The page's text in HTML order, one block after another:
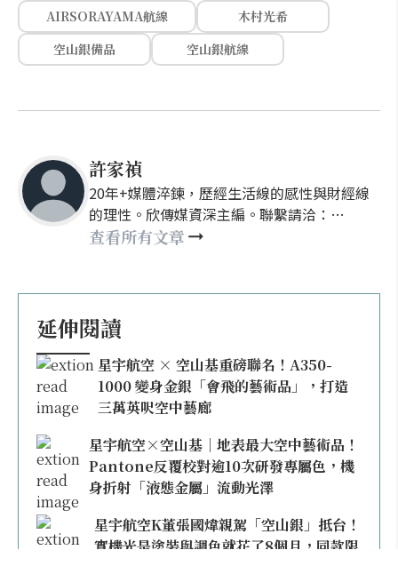
AIRSORAYAMA航線
木村光希
空山銀備品
空山銀航線
許家禎
20年+媒體淬鍊，歷經生活線的感性與財經線
的理性。欣傳媒資深主編。聯繫請洽：
nellyhsu@xinmedia.com
查看所有文章
延伸閱讀
星宇航空 × 空山基重磅聯名！A350-
1000 變身金銀「會飛的藝術品」，打造
三萬英呎空中藝廊
星宇航空×空山基｜地表最大空中藝術品！
Pantone反覆校對逾10次研發專屬色，機
身折射「液態金屬」流動光澤
星宇航空K董張國煒親駕「空山銀」抵台！
實機光是塗裝與調色就花了8個月，同款限